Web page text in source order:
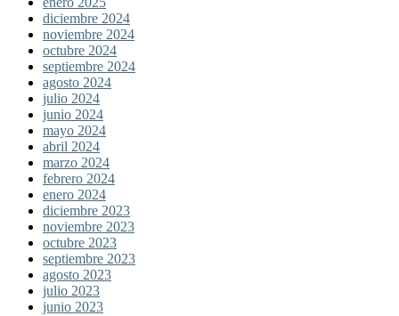
diciembre 2024
noviembre 2024
octubre 2024
septiembre 2024
agosto 2024
julio 2024
junio 2024
mayo 2024
abril 2024
marzo 2024
febrero 2024
enero 2024
diciembre 2023
noviembre 2023
octubre 2023
septiembre 2023
agosto 2023
julio 2023
junio 2023